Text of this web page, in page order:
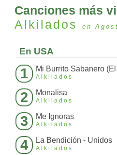
Canciones más
Alkilados
en
En USA
1 Mi Burrito Sabanero
Alkilados
2 Monalisa
Alkilados
3 Me Ignoras
Alkilados
4 La Bendición - Unidos
Alkilados